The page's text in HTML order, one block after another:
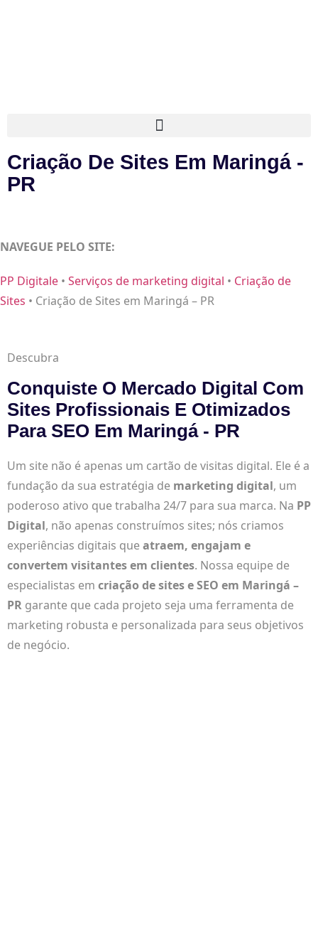
Criação De Sites Em Maringá -
PR
NAVEGUE PELO SITE:
PP Digitale • Serviços de marketing digital • Criação de
Sites • Criação de Sites em Maringá – PR
Descubra
Conquiste O Mercado Digital Com
Sites Profissionais E Otimizados
Para SEO Em Maringá - PR
Um site não é apenas um cartão de visitas digital. Ele é a
fundação da sua estratégia de marketing digital, um
poderoso ativo que trabalha 24/7 para sua marca. Na PP
Digital, não apenas construímos sites; nós criamos
experiências digitais queatraem, engajam e
convertem visitantes em clientes. Nossa equipe de
especialistas em criação de sites e SEO em Maringá –
PR garante que cada projeto seja uma ferramenta de
marketing robusta e personalizada para seus objetivos
de negócio.